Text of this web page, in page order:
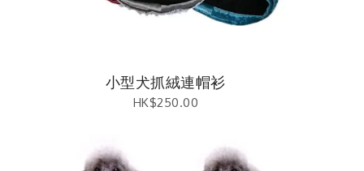
小型犬抓絨連帽衫
HK$250.00